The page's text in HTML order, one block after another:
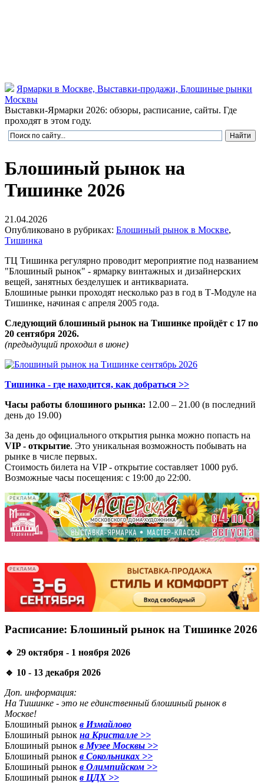
Ярмарки в Москве, Выставки-продажи, Блошиные рынки
Москвы
Выставки-Ярмарки 2026: обзоры, расписание, сайты. Где
проходят в этом году.
Блошиный рынок на
Тишинке 2026
21.04.2026
Опубликовано в рубриках: Блошиный рынок в Москве,
Тишинка
ТЦ Тишинка регулярно проводит мероприятие под названием
"Блошиный рынок" - ярмарку винтажных и дизайнерских
вещей, занятных безделушек и антиквариата.
Блошиные рынки проходят несколько раз в год в Т-Модуле на
Тишинке, начиная с апреля 2005 года.
Следующий блошиный рынок на Тишинке пройдёт с 17 по
20 сентября 2026.
(предыдущий проходил в июне)
Тишинка - где находится, как добраться >>
Часы работы блошиного рынка: 12.00 – 21.00 (в последний
день до 19.00)
За день до официального открытия рынка можно попасть на
VIP - открытие. Это уникальная возможность побывать на
рынке в числе первых.
Стоимость билета на VIP - открытие составляет 1000 руб.
Возможные часы посещения: с 19:00 до 22:00.
РЕКЛАМА
РЕКЛАМА
Расписание: Блошиный рынок на Тишинке 2026
🔹 29 октября - 1 ноября 2026
🔹 10 - 13 декабря 2026
Доп. информация:
На Тишинке - это не единственный блошиный рынок в
Москве!
Блошиный рынок в Измайлово
Блошиный рынок на Кристалле >>
Блошиный рынок в Музее Москвы >>
Блошиный рынок в Сокольниках >>
Блошиный рынок в Олимпийском >>
Блошиный рынок в ЦДХ >>